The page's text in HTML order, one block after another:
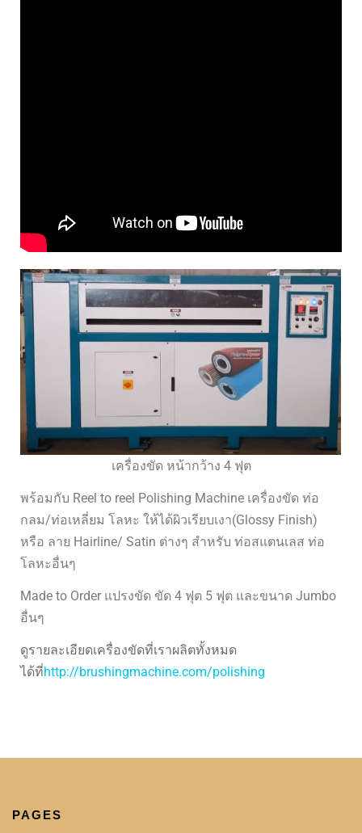
เครื่องขัด หน้ากว้าง 4 ฟุต
พร้อมกับ Reel to reel Polishing Machine เครื่องขัด ท่อ
กลม/ท่อเหลี่ยม โลหะ ให้ได้ผิวเรียบเงา(Glossy Finish)
หรือ ลาย Hairline/ Satin ต่างๆ สำหรับ ท่อสแตนเลส ท่อ
โลหะอื่นๆ
Made to Order แปรงขัด ขัด 4 ฟุต 5 ฟุต และขนาด Jumbo
อื่นๆ
ดูรายละเอียดเครื่องขัดที่เราผลิตทั้งหมด
ได้ที่http://brushingmachine.com/polishing
PAGES